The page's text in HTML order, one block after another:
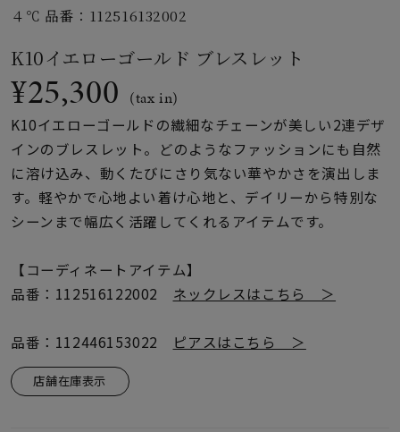
ファッションテイス
ト
着用シーン
コレクション
レディース
～
メンズ
リングサイズ
４℃ 品番：112516132002
K10イエローゴールド ブレスレット
¥25,300 (tax in)
K10イエローゴールドの繊細なチェーンが美しい2連デザ
インのブレスレット。どのようなファッションにも自然
に溶け込み、動くたびにさり気ない華やかさを演出しま
す。軽やかで心地よい着け心地と、デイリーから特別な
シーンまで幅広く活躍してくれるアイテムです。
【コーディネートアイテム】
品番：112516122002 ネックレスはこちら ＞
品番：112446153022 ピアスはこちら ＞
店舗在庫表示